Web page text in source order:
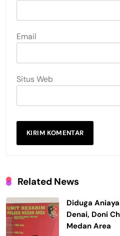
Email
Situs Web
Related News
Diduga
Denai, Doni
Medan Area